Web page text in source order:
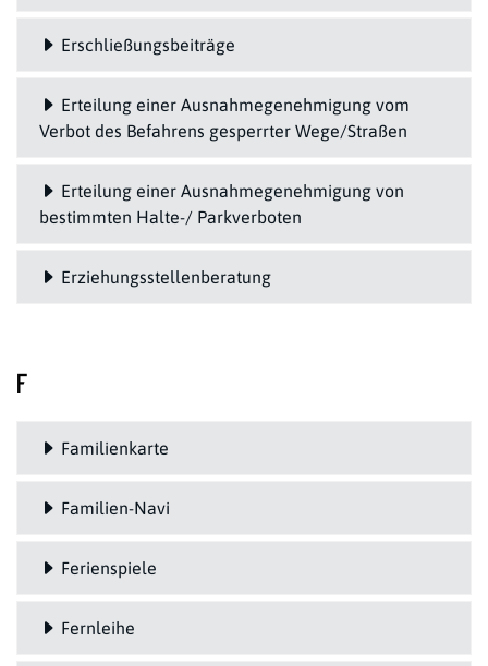
Erschließungsbeiträge
Erteilung einer Ausnahmegenehmigung vom
Verbot des Befahrens gesperrter Wege/Straßen
Erteilung einer Ausnahmegenehmigung von
bestimmten Halte-/ Parkverboten
Erziehungsstellenberatung
F
Familienkarte
Familien-Navi
Ferienspiele
Fernleihe